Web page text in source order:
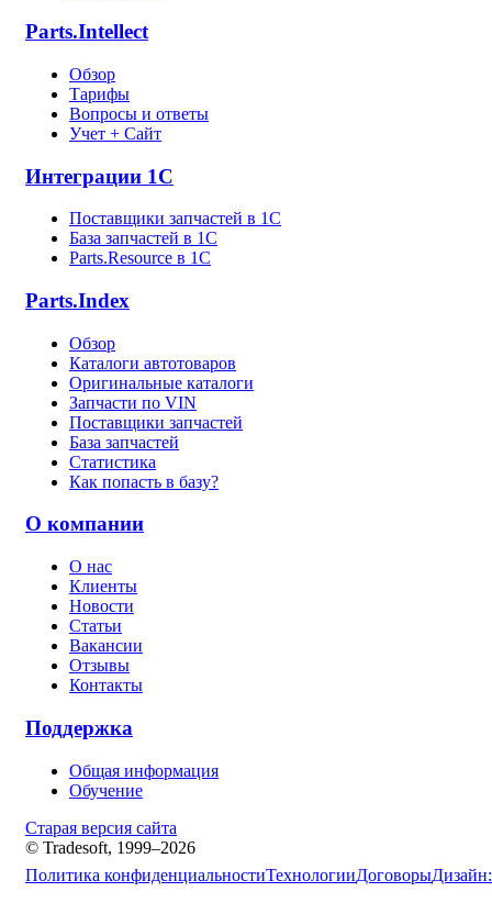
Parts.Intellect
Обзор
Тарифы
Вопросы и ответы
Учет + Сайт
Интеграции 1С
Поставщики запчастей в 1C
База запчастей в 1С
Parts.Resource в 1C
Parts.Index
Обзор
Каталоги автотоваров
Оригинальные каталоги
Запчасти по VIN
Поставщики запчастей
База запчастей
Статистика
Как попасть в базу?
О компании
О нас
Клиенты
Новости
Статьи
Вакансии
Отзывы
Контакты
Поддержка
Общая информация
Обучение
Старая версия сайта
© Tradesoft, 1999–2026
Политика конфиденциальностиТехнологииДоговорыДизайн: